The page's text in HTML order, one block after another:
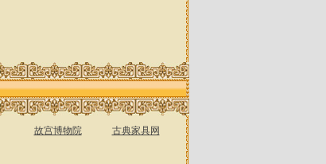
故宫博物院 古典家具网